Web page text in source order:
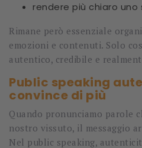
rendere più chiaro uno
Rimane però essenziale
emozioni e contenuti. Solo
autentico, credibile e
Public speaking
convince di più
Quando pronunciamo parole
nostro vissuto, il messaggio
Nel public speaking,